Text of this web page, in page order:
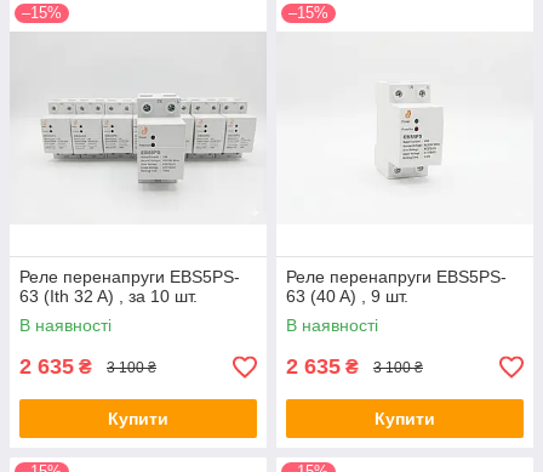
–15%
Реле перенапруги EBS5PS-
63 (Ith 32 A) , за 10 шт.
В наявності
2 635 ₴ 3 100 ₴
Купити
–15%
Реле перенапруги EBS5PS-
63 (40 A) , 9 шт.
В наявності
2 635 ₴ 3 100 ₴
Купити